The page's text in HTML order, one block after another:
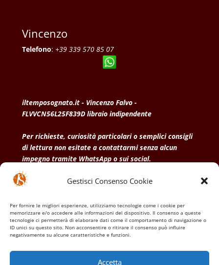
Gestisci Consenso Cookie
Per fornire le migliori esperienze, utilizziamo tecnologie come i cookie per
memorizzare e/o accedere alle informazioni del dispositivo. Il consenso a queste
tecnologie ci permetterà di elaborare dati come il comportamento di navigazione o
ID unici su questo sito. Non acconsentire o ritirare il consenso può influire
negativamente su alcune caratteristiche e funzioni.
Accetta
Vincenzo
Telefono: +39 339 570 85 07
iltemposognato.it - Vincenzo Falvo -
FLVVCN56L25F839D libraio indipendente
Per richieste, curiosità particolari o semplici consigli
di lettura non esitate a contattarmi senza alcun
impegno tramite WhatsApp o sui social.
• Condizioni generali di vendita